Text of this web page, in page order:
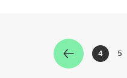
Zur Seite
4 5